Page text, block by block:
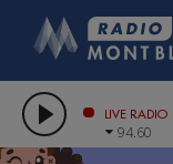
LIVE RADIO
94.60